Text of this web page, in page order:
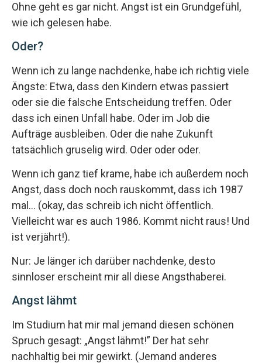
Ohne geht es gar nicht. Angst ist ein Grundgefühl,
wie ich gelesen habe.
Oder?
Wenn ich zu lange nachdenke, habe ich richtig viele
Ängste: Etwa, dass den Kindern etwas passiert
oder sie die falsche Entscheidung treffen. Oder
dass ich einen Unfall habe. Oder im Job die
Aufträge ausbleiben. Oder die nahe Zukunft
tatsächlich gruselig wird. Oder oder oder.
Wenn ich ganz tief krame, habe ich außerdem noch
Angst, dass doch noch rauskommt, dass ich 1987
mal… (okay, das schreib ich nicht öffentlich.
Vielleicht war es auch 1986. Kommt nicht raus! Und
ist verjährt!).
Nur: Je länger ich darüber nachdenke, desto
sinnloser erscheint mir all diese Angsthaberei.
Angst lähmt
Im Studium hat mir mal jemand diesen schönen
Spruch gesagt: „Angst lähmt!” Der hat sehr
nachhaltig bei mir gewirkt. (Jemand anderes